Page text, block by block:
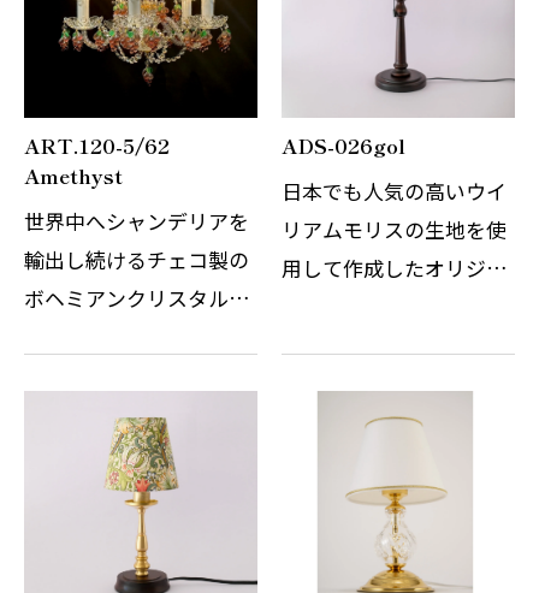
デザインさ…
デザインさ…
ART.120-5/62
Amethyst
世界中へシャンデリアを
輸出し続けるチェコ製の
ボヘミアンクリスタルシ
トの技術はまさに職人の
技術と伝統の賜物です。
光の屈折と反射を考慮し
デザインさ…
ADS-026gol
日本でも人気の高いウイ
リアムモリスの生地を使
用して作成したオリジナ
インは今なお世界中の多
います。ゴー…